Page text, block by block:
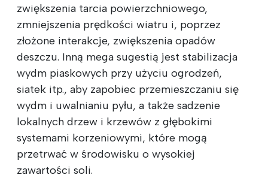
zwiększenia tarcia powierzchniowego,
zmniejszenia prędkości wiatru i, poprzez
złożone interakcje, zwiększenia opadów
deszczu. Inną mega sugestią jest stabilizacja
wydm piaskowych przy użyciu ogrodzeń,
siatek itp., aby zapobiec przemieszczaniu się
wydm i uwalnianiu pyłu, a także sadzenie
lokalnych drzew i krzewów z głębokimi
systemami korzeniowymi, które mogą
przetrwać w środowisku o wysokiej
zawartości soli.